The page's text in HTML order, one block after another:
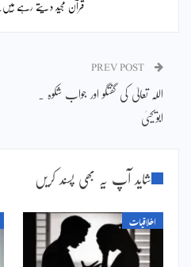
قرآن مجید دیتے رہے ہیں۔
اللہ تعالیٰ کی گفتگو اور جواب شکوہ ۔
ابویحییٰ
شاید آپ یہ بھی پسند کریں
اخلاقیات